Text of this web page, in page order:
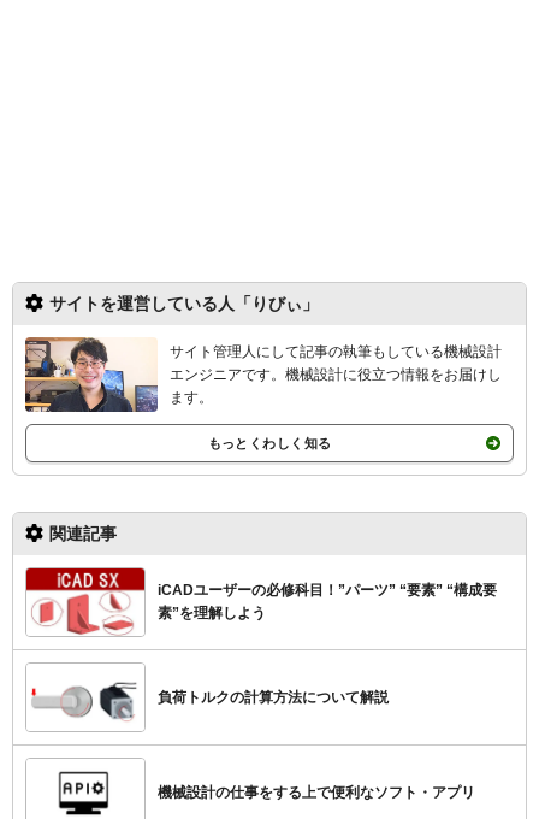
関連記事
iCADユーザーの必修科目！”パーツ” “要素” “構成要
素”を理解しよう
負荷トルクの計算方法について解説
機械設計の仕事をする上で便利なソフト・アプリ
サイトを運営している人「りびぃ」
サイト管理人にして記事の執筆もしている機械設計
エンジニアです。機械設計に役立つ情報をお届けし
ます。
もっとくわしく知る